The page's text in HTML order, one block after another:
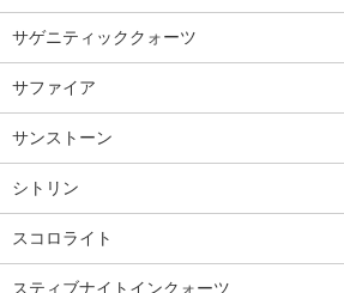
サゲニティッククォーツ
サファイア
サンストーン
シトリン
スコロライト
スティブナイトインクォーツ